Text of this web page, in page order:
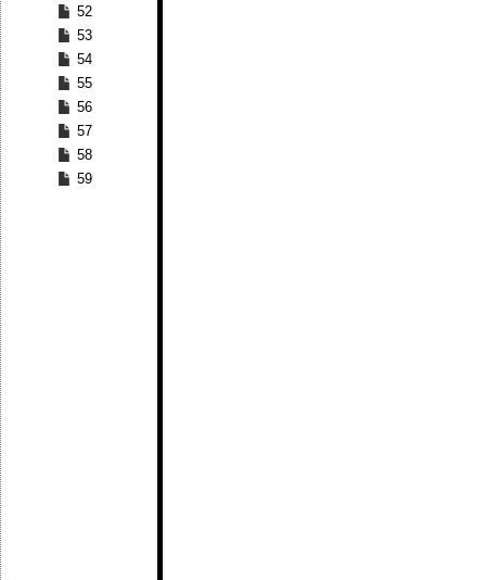
52
53
54
55
56
57
58
59